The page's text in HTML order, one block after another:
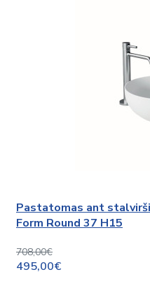
Pastatomas ant
Form Round 37 H15
708,00€
495,00€